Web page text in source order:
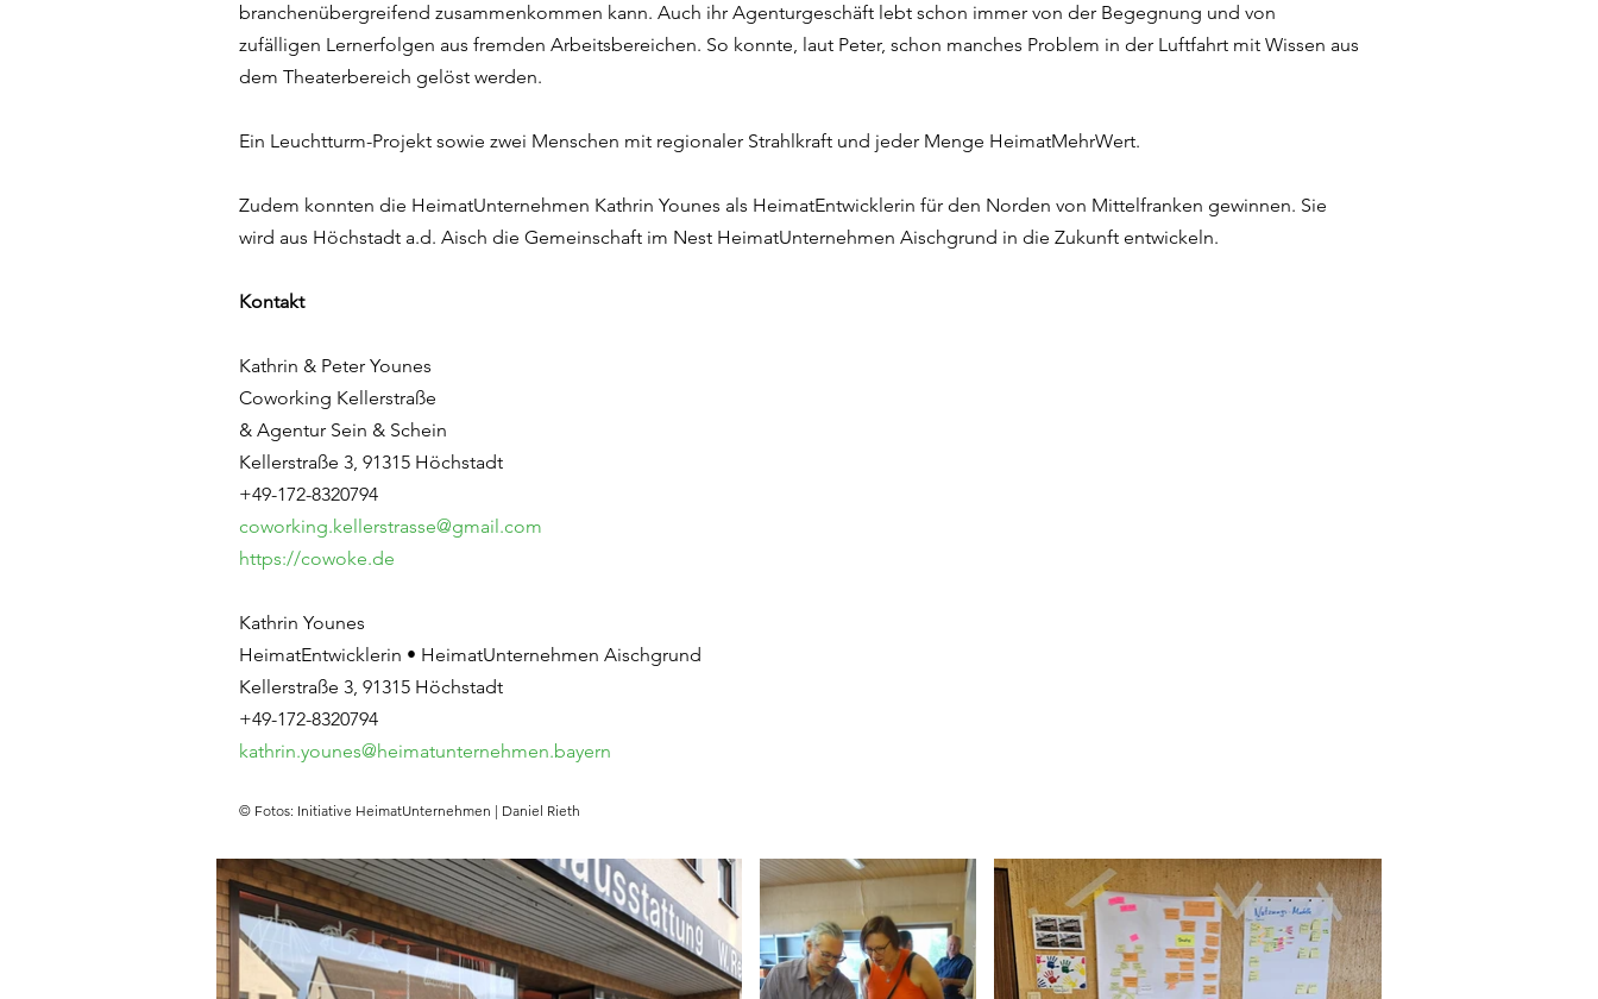
branchenübergreifend zusammenkommen kann. Auch ihr Agenturgeschäft lebt schon immer von der Begegnung und von
zufälligen Lernerfolgen aus fremden Arbeitsbereichen. So konnte, laut Peter, schon manches Problem in der Luftfahrt mit Wissen aus
dem Theaterbereich gelöst werden.
Ein Leuchtturm-Projekt sowie zwei Menschen mit regionaler Strahlkraft und jeder Menge HeimatMehrWert.
Zudem konnten die HeimatUnternehmen Kathrin Younes als HeimatEntwicklerin für den Norden von Mittelfranken gewinnen. Sie
wird aus Höchstadt a.d. Aisch die Gemeinschaft im Nest HeimatUnternehmen Aischgrund in die Zukunft entwickeln.
Kontakt
Kathrin & Peter Younes
Coworking Kellerstraße
& Agentur Sein & Schein
Kellerstraße 3, 91315 Höchstadt
+49-172-8320794
coworking.kellerstrasse@gmail.com
https://cowoke.de
Kathrin Younes
HeimatEntwicklerin • HeimatUnternehmen Aischgrund
Kellerstraße 3, 91315 Höchstadt
+49-172-8320794
kathrin.younes@heimatunternehmen.bayern
© Fotos: Initiative HeimatUnternehmen | Daniel Rieth